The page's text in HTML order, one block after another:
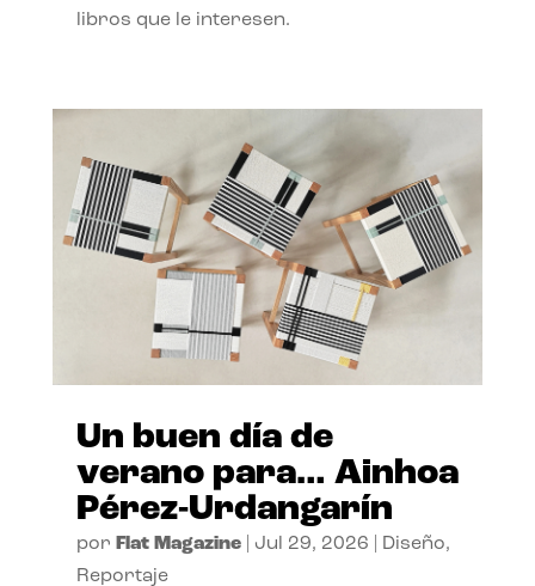
libros que le interesen.
Un buen día de
verano para… Ainhoa
Pérez-Urdangarín
por Flat Magazine| Jul 29, 2026 Diseño,
Reportaje